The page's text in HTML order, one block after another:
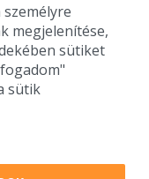
Diston-line Kft.
egy helyen az összes
étterem ajánlata.
megjelenítése,
sütiket
sütik